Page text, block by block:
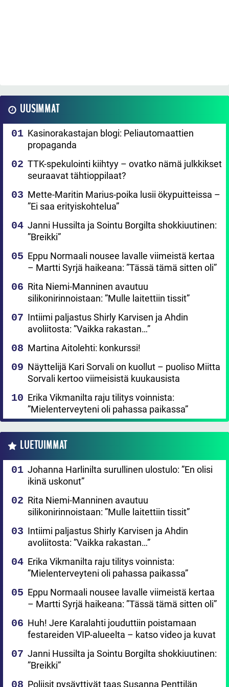
UUSIMMAT
Kasinorakastajan blogi: Peliautomaattien
propaganda
TTK-spekulointi kiihtyy – ovatko nämä julkkikset
seuraavat tähtioppilaat?
Mette-Maritin Marius-poika lusii ökypuitteissa –
”Ei saa erityiskohtelua”
Janni Hussilta ja Sointu Borgilta shokkiuutinen:
”Breikki”
Eppu Normaali nousee lavalle viimeistä kertaa
– Martti Syrjä haikeana: ”Tässä tämä sitten oli”
Rita Niemi-Manninen avautuu
silikonirinnoistaan: ”Mulle laitettiin tissit”
Intiimi paljastus Shirly Karvisen ja Ahdin
avoliitosta: ”Vaikka rakastan…”
Martina Aitolehti: konkurssi!
Näyttelijä Kari Sorvali on kuollut – puoliso Miitta
Sorvali kertoo viimeisistä kuukausista
Erika Vikmanilta raju tilitys voinnista:
”Mielenterveyteni oli pahassa paikassa”
LUETUIMMAT
Johanna Harlinilta surullinen ulostulo: ”En olisi
ikinä uskonut”
Rita Niemi-Manninen avautuu
silikonirinnoistaan: ”Mulle laitettiin tissit”
Intiimi paljastus Shirly Karvisen ja Ahdin
avoliitosta: ”Vaikka rakastan…”
Erika Vikmanilta raju tilitys voinnista:
”Mielenterveyteni oli pahassa paikassa”
Eppu Normaali nousee lavalle viimeistä kertaa
– Martti Syrjä haikeana: ”Tässä tämä sitten oli”
Huh! Jere Karalahti jouduttiin poistamaan
festareiden VIP-alueelta – katso video ja kuvat
Janni Hussilta ja Sointu Borgilta shokkiuutinen:
”Breikki”
Poliisit pysäyttivät taas Susanna Penttilän